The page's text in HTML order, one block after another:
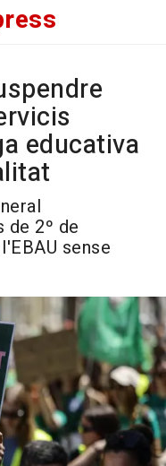
educativa
de 2º de
sense